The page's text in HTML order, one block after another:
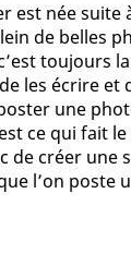
est née suite
de belles
toujours
les écrire
une
ce qui fait
de créer une
l’on poste